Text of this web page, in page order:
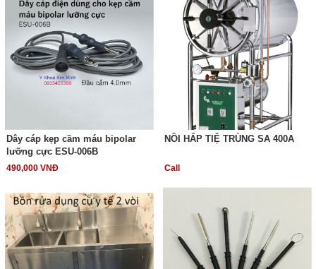
Dây cáp kẹp cầm máu bipolar
lưỡng cực ESU-006B
490,000 VNĐ
NỒI HẤP TIỆ TRÙNG SA 400A
Call